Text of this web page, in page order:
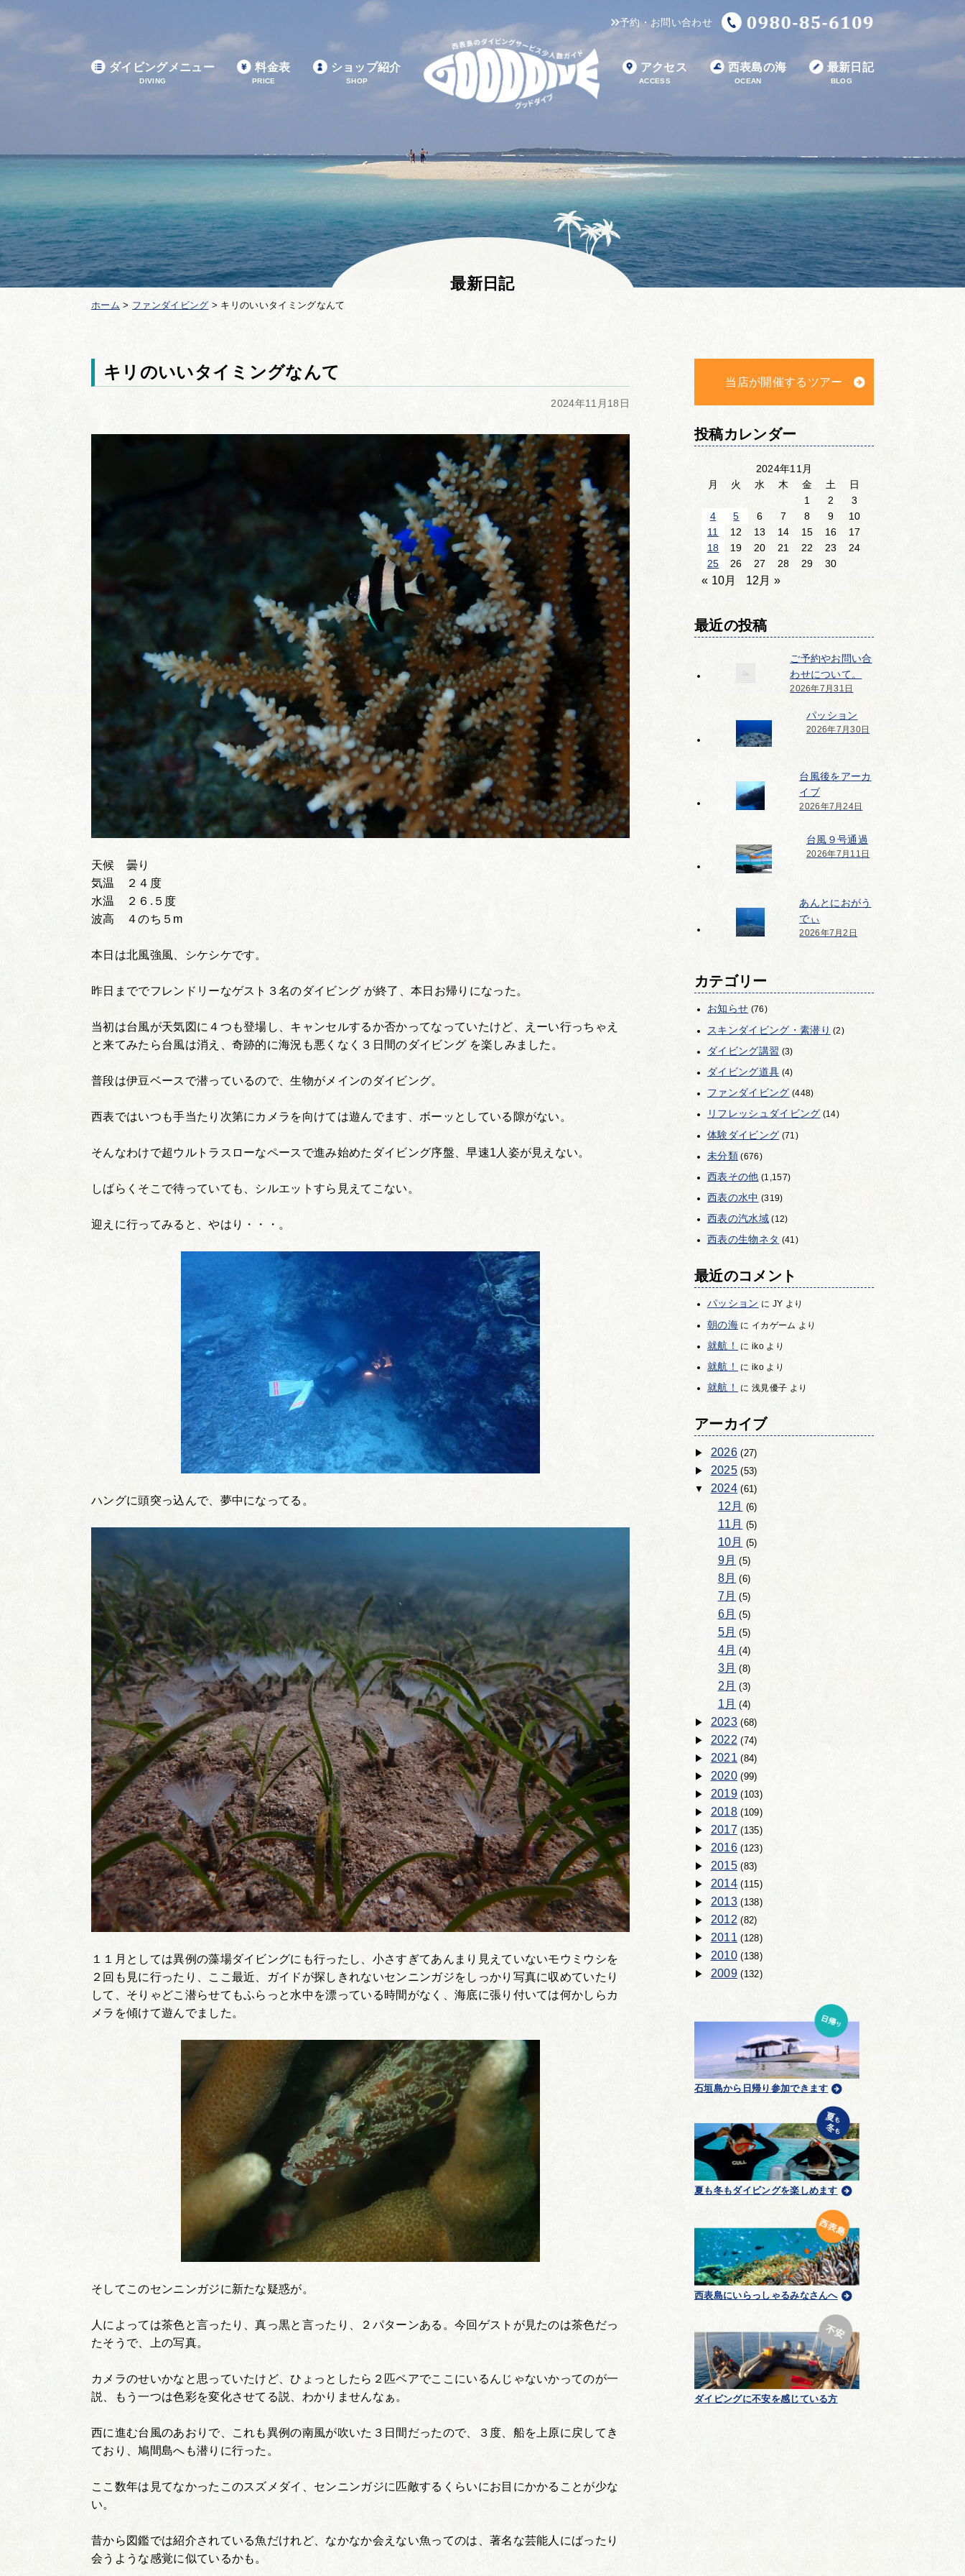
予約・お問い合わせ
ダイビングメニュー
DIVING
料金表
PRICE
ショップ紹介
SHOP
アクセス
ACCESS
西表島の海
OCEAN
最新日記
BLOG
最新日記
ホーム > ファンダイビング > キリのいいタイミングなんて
キリのいいタイミングなんて
2024年11月18日
天候 曇り
気温 ２４度
水温 ２６.５度
波高 ４のち５m
本日は北風強風、シケシケです。
昨日まででフレンドリーなゲスト３名のダイビング が終了、本日お帰りになった。
当初は台風が天気図に４つも登場し、キャンセルするか否かってなっていたけど、えーい行っちゃえ
と来てみたら台風は消え、奇跡的に海況も悪くなく３日間のダイビング を楽しみました。
普段は伊豆ベースで潜っているので、生物がメインのダイビング。
西表ではいつも手当たり次第にカメラを向けては遊んでます、ボーッとしている隙がない。
そんなわけで超ウルトラスローなペースで進み始めたダイビング序盤、早速1人姿が見えない。
しばらくそこで待っていても、シルエットすら見えてこない。
迎えに行ってみると、やはり・・・。
ハングに頭突っ込んで、夢中になってる。
１１月としては異例の藻場ダイビングにも行ったし、小さすぎてあんまり見えていないモウミウシを
２回も見に行ったり、ここ最近、ガイドが探しきれないセンニンガジをしっかり写真に収めていたり
して、そりゃどこ潜らせてもふらっと水中を漂っている時間がなく、海底に張り付いては何かしらカ
メラを傾けて遊んでました。
そしてこのセンニンガジに新たな疑惑が。
人によっては茶色と言ったり、真っ黒と言ったり、２パターンある。今回ゲストが見たのは茶色だっ
たそうで、上の写真。
カメラのせいかなと思っていたけど、ひょっとしたら２匹ペアでここにいるんじゃないかってのが一
説、もう一つは色彩を変化させてる説、わかりませんなぁ。
西に進む台風のあおりで、これも異例の南風が吹いた３日間だったので、３度、船を上原に戻してき
ており、鳩間島へも潜りに行った。
ここ数年は見てなかったこのスズメダイ、センニンガジに匹敵するくらいにお目にかかることが少な
い。
昔から図鑑では紹介されている魚だけれど、なかなか会えない魚ってのは、著名な芸能人にばったり
会うような感覚に似ているかも。
当店が開催するツアー
投稿カレンダー
2024年11月
月
火 水 木 金 土
日
1
2
3
4
5 6 7 8 9
10
11
12 13 14 15 16
17
18
19 20 21 22 23
24
25
26 27 28 29 30
« 10月 12月 »
最近の投稿
ご予約やお問い合
わせについて。
2026年7月31日
パッション
2026年7月30日
台風後をアーカ
イブ
2026年7月24日
台風９号通過
2026年7月11日
あんとにおがう
でぃ
2026年7月2日
カテゴリー
お知らせ (76)
スキンダイビング・素潜り (2)
ダイビング講習 (3)
ダイビング道具 (4)
ファンダイビング (448)
リフレッシュダイビング (14)
体験ダイビング (71)
未分類(676)
西表その他 (1,157)
西表の水中 (319)
西表の汽水域(12)
西表の生物ネタ (41)
最近のコメント
パッション に JY より
朝の海に イカゲーム より
就航！ に ikoより
就航！ に ikoより
就航！ に 浅見優子 より
アーカイブ
2026(27)
2025(53)
2024(61)
12月 (6)
11月 (5)
10月 (5)
9月 (5)
8月 (6)
7月 (5)
6月 (5)
5月 (5)
4月 (4)
3月 (8)
2月 (3)
1月 (4)
2023(68)
2022 (74)
2021(84)
2020(99)
2019(103)
2018(109)
2017 (135)
2016(123)
2015(83)
2014(115)
2013(138)
2012 (82)
2011(128)
2010(138)
2009(132)
石垣島から日帰り参加できます
夏も冬もダイビングを楽しめます
西表島にいらっしゃるみなさんへ
ダイビングに不安を感じている方